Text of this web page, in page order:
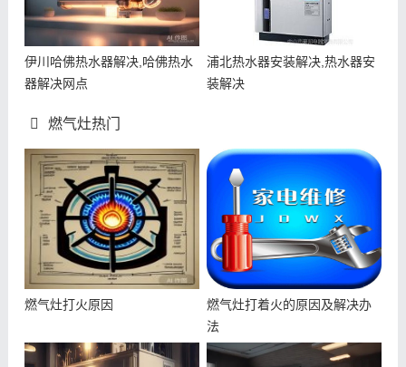
伊川哈佛热水器解决,哈佛热水
器解决网点
浦北热水器安装解决,热水器安
装解决
燃气灶热门
燃气灶打火原因
燃气灶打着火的原因及解决办
法